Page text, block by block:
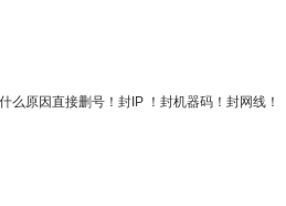
原因直接删号！封IP ！封机器码！封网线！